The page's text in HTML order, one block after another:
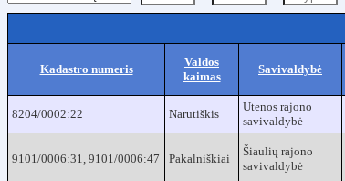
Kadastro numeris
Valdos
kaimas
Savivaldybė
8204/0002:22 Narutiškis
Utenos rajono
savivaldybė
9101/0006:31, 9101/0006:47 Pakalniškiai
Šiaulių rajono
savivaldybė